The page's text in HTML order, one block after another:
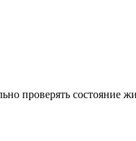
проверять состояние